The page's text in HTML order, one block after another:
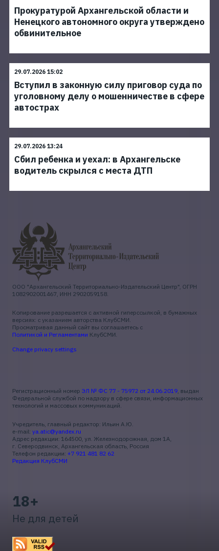
Прокуратурой Архангельской области и
Ненецкого автономного округа утверждено
обвинительное
29.07.2026 15:02
Вступил в законную силу приговор суда по
уголовному делу о мошенничестве в сфере
автострах
29.07.2026 13:24
Сбил ребенка и уехал: в Архангельске
водитель скрылся с места ДТП
ООО "Архангельский Территориально-Издательский Центр", ОГРН
1082902001467, ИНН 2902059158.
Копирование разрешается с активной гиперссылкой, в бумажных
версиях: с указанием авторства КлубСМИ.
Просматривая данный сайт вы соглашаетесь с
Политикой и Регламентами КлубСМИ.
Change privacy settings
Регистрационный номер ЭЛ № ФС 77 - 75972 от 24.06.2019, выдан
Федеральной службой по надзору в сфере связи, информационных
технологий и массовых коммуникаций.
Учредитель, главный редактор: Ильин А.Ю.
e-mail: ya.atic@yandex.ru
Адрес редакции: 164500, ул. Железнодорожная, дом 1А,
г. Северодвинск, Архангельская область, Россия
Телефон редакции: +7 921 481 82 62
Редакция КлубСМИ
18+
Не для детей